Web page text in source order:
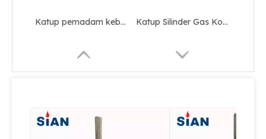
Katup pemadam kebakaran Serbuk Kering Kuningan Portabel Katup Silinder Gas Kontrol Keamanan Co2